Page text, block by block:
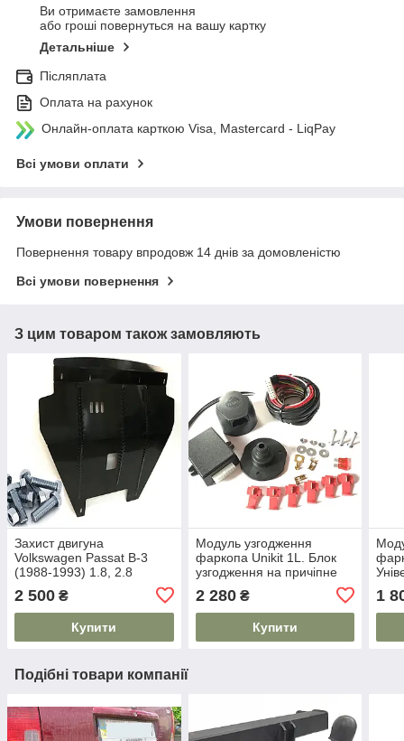
Ви отримаєте замовлення
або гроші повернуться на вашу картку
Детальніше
Післяплата
Оплата на рахунок
Онлайн-оплата карткою Visa, Mastercard - LiqPay
Всі умови оплати
Умови повернення
Повернення товару впродовж 14 днів за домовленістю
Всі умови повернення
З цим товаром також замовляють
Захист двигуна
Volkswagen Passat B-3
(1988-1993) 1.8, 2.8
2 500 ₴
Купити
Модуль узгодження
фаркопа Unikit 1L. Блок
узгодження на причіпне
2 280₴
Купити
1
Подібні товари компанії